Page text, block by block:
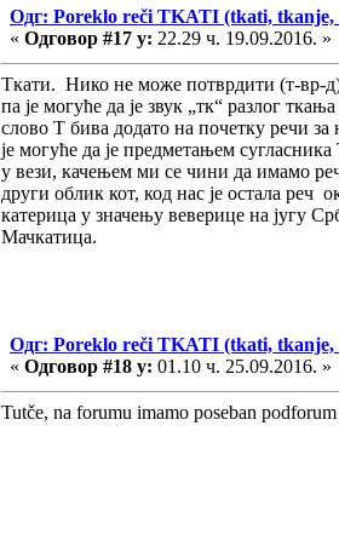
Одг: Poreklo reči TKATI (tkati, tkanje,
« Одговор #17 у: 22.29 ч. 19.09.2016. »
Ткати. Нико не може потврдити (т-вр-
па је могуће да је звук „тк“ разлог
слово Т бива додато на почетку речи за
је могуће да је предметањем
у вези, качењем ми се чини да имамо
други облик кот, код нас је остала реч
катерица у значењу веверице на југу
Мачкатица.
Одг: Poreklo reči TKATI (tkati, tkanje,
« Одговор #18 у: 01.10 ч. 25.09.2016. »
Tutče, na forumu imamo poseban